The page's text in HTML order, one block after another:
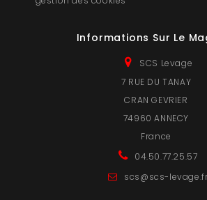
Informations Sur Le
SCS Levage
7 RUE DU TANAY
CRAN GEVRIER
74960 ANNECY
France
04.50.77.25.57
scs@scs-levage.fr